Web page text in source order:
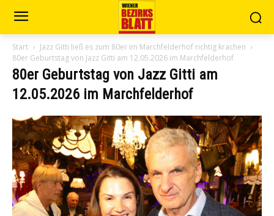
Start
Jazz Gitti ließ es zum 80er im Marchfelderhof richtig krachen
80er Geburtstag von Jazz Gitti am 12.05.2026 im Marchfelderhof
80er Geburtstag von Jazz Gitti am
12.05.2026 im Marchfelderhof